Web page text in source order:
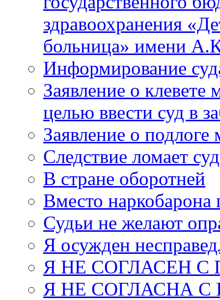
здравоохранения
больница» имени
Информирование
Заявление о клевете
целью ввести суд в
Заявление о
Следствие ломает
В стране оборотней
Вместо
Судьи не желают
Я осужден
Я НЕ СОГЛАСЕН
Я НЕ СОГЛАСНА